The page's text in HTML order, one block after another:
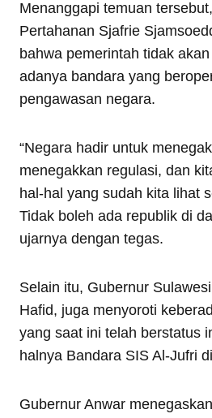
Menanggapi temuan
Pertahanan Sjafrie
bahwa pemerintah tidak
adanya bandara yang
pengawasan negara.
“Negara hadir untuk
menegakkan regulasi, dan
hal-hal yang sudah kita lihat
Tidak boleh ada republik di
ujarnya dengan tegas.
Selain itu, Gubernur
Hafid, juga menyoroti
yang saat ini telah berstatus
halnya Bandara SIS Al-Jufri
Gubernur Anwar